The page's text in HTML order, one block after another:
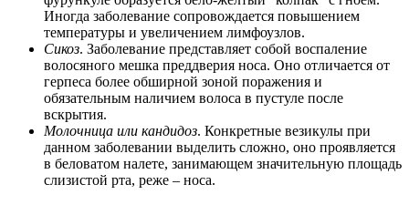
Иногда заболевание сопровождается повышением
температуры и увеличением лимфоузлов.
Сикоз. Заболевание представляет собой воспаление
волосяного мешка преддверия носа. Оно отличается от
герпеса более обширной зоной поражения и
обязательным наличием волоса в пустуле после
вскрытия.
Молочница или кандидоз. Конкретные везикулы при
данном заболевании выделить сложно, оно проявляется
в беловатом налете, занимающем значительную площадь
слизистой рта, реже – носа.